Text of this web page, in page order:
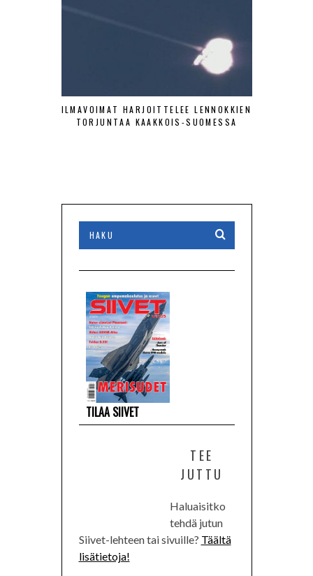
ILMAVOIMAT HARJOITTELEE LENNOKKIEN
TORJUNTAA KAAKKOIS-SUOMESSA
TILAA SIIVET
TEE
JUTTU
Haluaisitko
tehdä jutun
Siivet-lehteen tai sivuille? Täältä
lisätietoja!